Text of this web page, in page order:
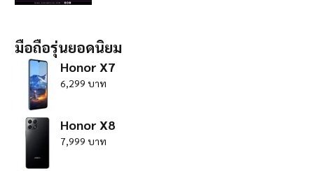
มือถือรุ่นยอดนิยม
Honor X7
6,299 บาท
Honor X8
7,999 บาท